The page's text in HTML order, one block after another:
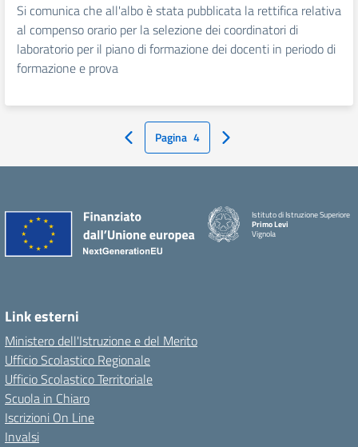
Si comunica che all'alboè stata pubblicata la rettifica relativa
al compenso orario per la selezione dei coordinatori di
laboratorio per il piano di formazione dei docenti in periodo di
formazione e prova
Pagina Precedente
Pagina 4 Pagina Successiva
Istituto di Istruzione Superiore
Primo Levi
Vignola
Link esterni
Ministero dell'Istruzione e del Merito
Ufficio Scolastico Regionale
Ufficio Scolastico Territoriale
Scuola in Chiaro
Iscrizioni On Line
Invalsi